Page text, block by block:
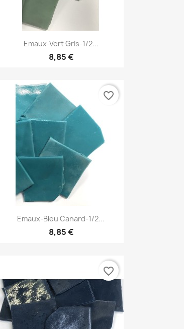
Aperçu rapide
Emaux-Vert Gris-1/2...
8,85 €
Aperçu rapide
Emaux-Bleu Canard-1/2...
8,85 €
favorite_border
favorite_border